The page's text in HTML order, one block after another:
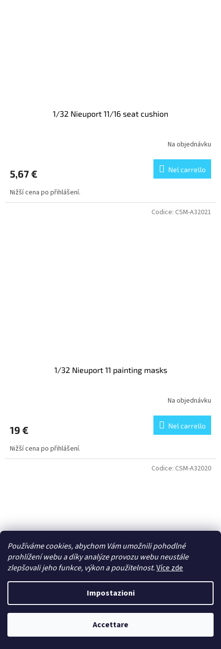
Používáme cookies, abychom Vám umožnili pohodlné
prohlížení webu a díky analýze provozu webu neustále
zlepšovali jeho funkce, výkon a použitelnost.Více zde
Impostazioni
Accettare
1/32 Nieuport 11/16 seat cushion
Na objednávku
5,67 € Nel carrello
Nižší cena po přihlášení.
1/32 Nieuport 11 painting masks
Na objednávku
19 € Nel carrello
Nižší cena po přihlášení.
Codice: CSM-A32021
1/32 Nieuport 11/16 engine air intake tubes
Codice: CSM-A32020